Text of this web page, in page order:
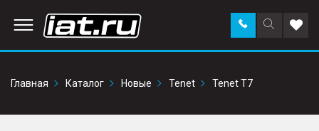
Поиск
по
Заказать
звонок в
Главная
Каталог Новые Tenet Tenet T7